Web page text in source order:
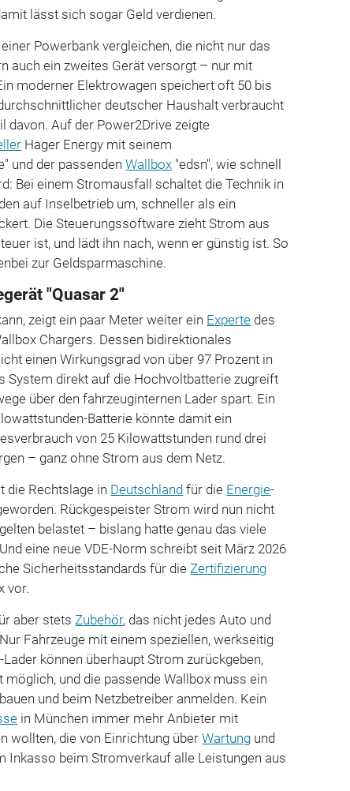
lässt sich sogar Geld verdienen.
Powerbank vergleichen, die nicht nur das
auch ein zweites Gerät versorgt – nur mit
moderner Elektrowagen speichert oft 50 bis
deutscher Haushalt verbraucht
davon. Auf der Power2Drive zeigte
Hager Energy mit seinem
und der passendenWallbox "edsn", wie schnell
Bei einem Stromausfall schaltet die Technik in
auf Inselbetrieb um, schneller als ein
Die Steuerungssoftware zieht Strom aus
ist, und lädt ihn nach, wenn er günstig ist. So
zur Geldsparmaschine.
"Quasar 2"
zeigt ein paar Meter weiter ein Experte des
Chargers. Dessen bidirektionales
einen Wirkungsgrad von über 97 Prozent in
System direkt auf die Hochvoltbatterie zugreift
über den fahrzeuginternen Lader spart. Ein
Batterie könnte damit ein
von 25 Kilowattstunden rund drei
– ganz ohne Strom aus dem Netz.
die Rechtslage in Deutschland für die Energie-
Rückgespeister Strom wird nun nicht
belastet – bislang hatte genau das viele
eine neue VDE-Norm schreibt seit März 2026
Sicherheitsstandards für die Zertifizierung
vor.
aber stets Zubehör, das nicht jedes Auto und
Fahrzeuge mit einem speziellen, werkseitig
können überhaupt Strom zurückgeben,
möglich, und die passende Wallbox muss ein
und beim Netzbetreiber anmelden. Kein
in München immer mehr Anbieter mit
wollten, die von Einrichtung überWartung und
Inkasso beim Stromverkauf alle Leistungen aus